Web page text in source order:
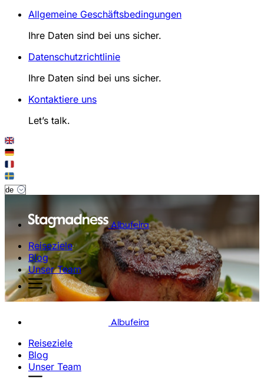
Allgemeine Geschäftsbedingungen
Ihre Daten sind bei uns sicher.
Datenschutzrichtlinie
Ihre Daten sind bei uns sicher.
Kontaktiere uns
Let’s talk.
Albufeira
Reiseziele
Blog
Unser Team
Albufeira
Reiseziele
Blog
Unser Team